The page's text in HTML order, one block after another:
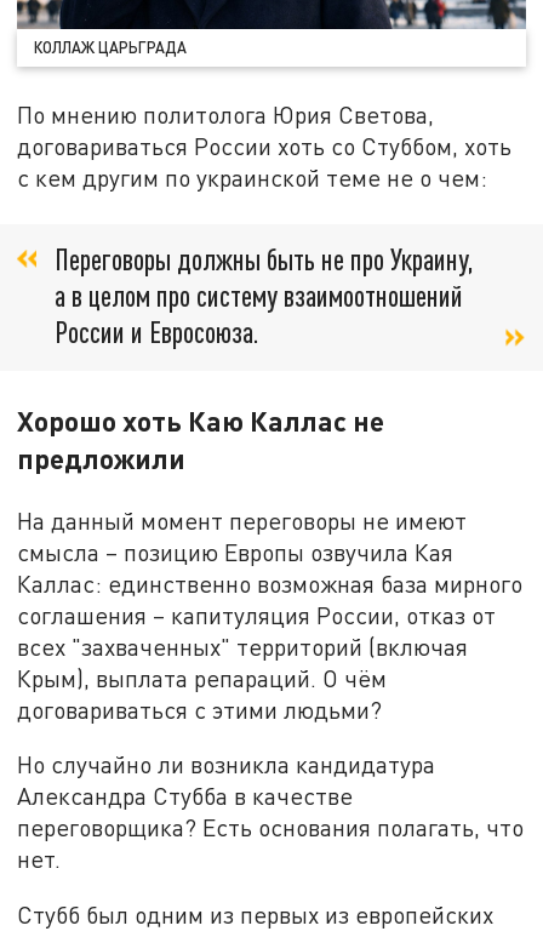
КОЛЛАЖ ЦАРЬГРАДА
По мнению политолога Юрия Светова,
договариваться России хоть со Стуббом, хоть
с кем другим по украинской теме не о чем:
Переговоры должны быть не про Украину,
а в целом про систему взаимоотношений
России и Евросоюза.
Хорошо хоть Каю Каллас не
предложили
На данный момент переговоры не имеют
смысла – позицию Европы озвучила Кая
Каллас: единственно возможная база мирного
соглашения – капитуляция России, отказ от
всех "захваченных" территорий (включая
Крым), выплата репараций. О чём
договариваться с этими людьми?
Но случайно ли возникла кандидатура
Александра Стубба в качестве
переговорщика? Есть основания полагать, что
нет.
Стубб был одним из первых из европейских